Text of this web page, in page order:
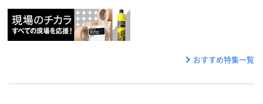
おすすめ特集一覧